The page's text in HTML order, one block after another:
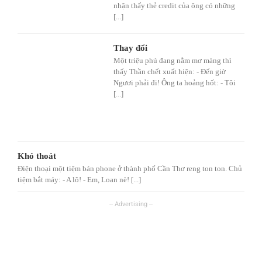
nhận thấy thẻ credit của ông có những
[...]
Thay đổi
Một triệu phú đang nằm mơ màng thì
thấy Thần chết xuất hiện: - Đến giờ
Ngươi phải đi! Ông ta hoảng hốt: - Tôi
[...]
Khó thoát
Điện thoại một tiệm bán phone ở thành phố Cần Thơ reng ton ton. Chủ
tiệm bắt máy: - A lô! - Em, Loan nè! [...]